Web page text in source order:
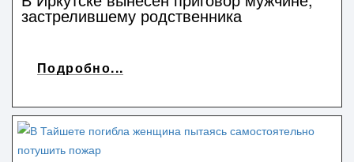
застрелившему родственника
Подробно...